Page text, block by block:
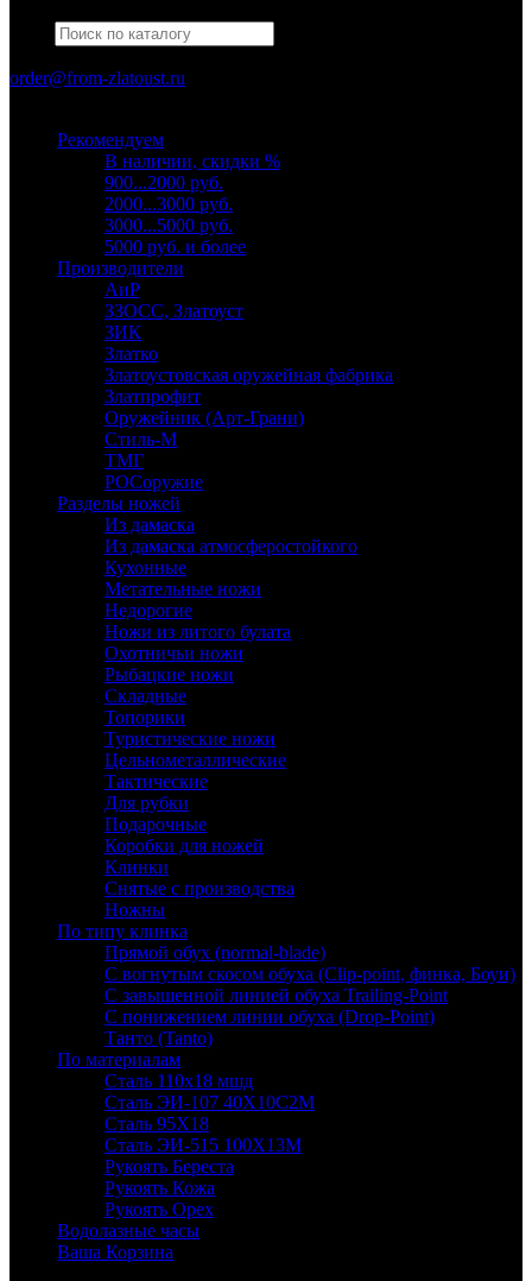
order@from-zlatoust.ru
Рекомендуем
В наличии, скидки %
900...2000 руб.
2000...3000 руб.
3000...5000 руб.
5000 руб. и более
Производители
АиР
ЗЗОСС, Златоуст
ЗИК
Златко
Златоустовская оружейная фабрика
Златпрофит
Оружейник (Арт-Грани)
Стиль-М
ТМГ
РОСоружие
Разделы ножей
Из дамаска
Из дамаска атмосферостойкого
Кухонные
Метательные ножи
Недорогие
Ножи из литого булата
Охотничьи ножи
Рыбацкие ножи
Складные
Топорики
Туристические ножи
Цельнометаллические
Тактические
Для рубки
Подарочные
Коробки для ножей
Клинки
Снятые с производства
Ножны
По типу клинка
Прямой обух (normal-blade)
С вогнутым скосом обуха (Clip-point, финка, Боуи)
С завышенной линией обуха Trailing-Point
С понижением линии обуха (Drop-Point)
Танто (Tanto)
По материалам
Сталь 110х18 мшд
Сталь ЭИ-107 40Х10С2М
Сталь 95Х18
Сталь ЭИ-515 100Х13М
Рукоять Береста
Рукоять Кожа
Рукоять Орех
Водолазные часы
Ваша Корзина